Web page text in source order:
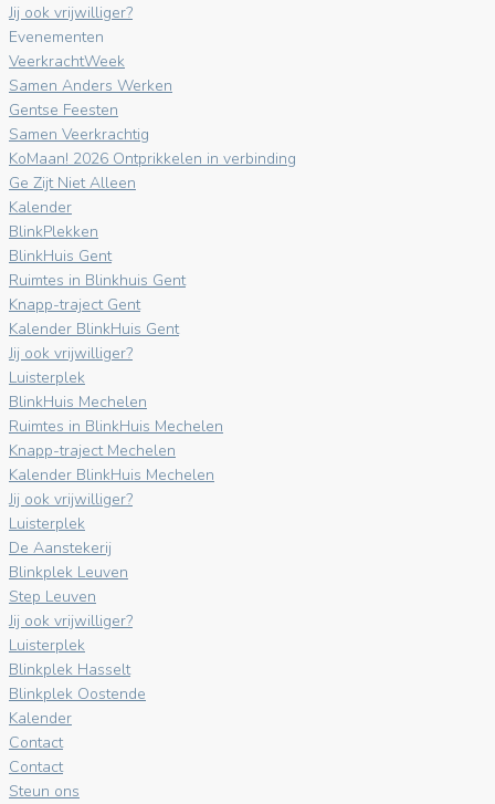
Jij ook vrijwilliger?
Evenementen
VeerkrachtWeek
Samen Anders Werken
Gentse Feesten
Samen Veerkrachtig
KoMaan! 2026 Ontprikkelen in verbinding
Ge Zijt Niet Alleen
Kalender
BlinkPlekken
BlinkHuis Gent
Ruimtes in Blinkhuis Gent
Knapp-traject Gent
Kalender BlinkHuis Gent
Jij ook vrijwilliger?
Luisterplek
BlinkHuis Mechelen
Ruimtes in BlinkHuis Mechelen
Knapp-traject Mechelen
Kalender BlinkHuis Mechelen
Jij ook vrijwilliger?
Luisterplek
De Aanstekerij
Blinkplek Leuven
Step Leuven
Jij ook vrijwilliger?
Luisterplek
Blinkplek Hasselt
Blinkplek Oostende
Kalender
Contact
Contact
Steun ons